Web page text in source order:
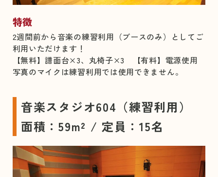
特徴
2週間前から音楽の練習利用（ブースのみ）としてご
利用いただけます！
【無料】譜面台×3、丸椅子×3 【有料】電源使用
写真のマイクは練習利用では使用できません。
音楽スタジオ604（練習利用）
面積：59m² / 定員：15名